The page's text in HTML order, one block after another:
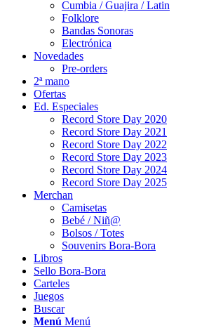
Cumbia / Guajira / Latin
Folklore
Bandas Sonoras
Electrónica
Novedades
Pre-orders
2ª mano
Ofertas
Ed. Especiales
Record Store Day 2020
Record Store Day 2021
Record Store Day 2022
Record Store Day 2023
Record Store Day 2024
Record Store Day 2025
Merchan
Camisetas
Bebé / Niñ@
Bolsos / Totes
Souvenirs Bora-Bora
Libros
Sello Bora-Bora
Carteles
Juegos
Buscar
Menú Menú